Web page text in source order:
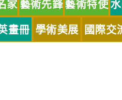
家 藝術先鋒藝術特使
畫冊 學術美展 國際交